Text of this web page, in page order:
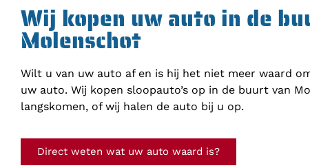
Wij kopen uw auto in de
Molenschot
Wilt u van uw auto af en is hij het niet meer waard
uw auto. Wij kopen sloopauto’s op in de buurt van
langskomen, of wij halen de auto bij u op.
Direct weten wat uw auto waard is?